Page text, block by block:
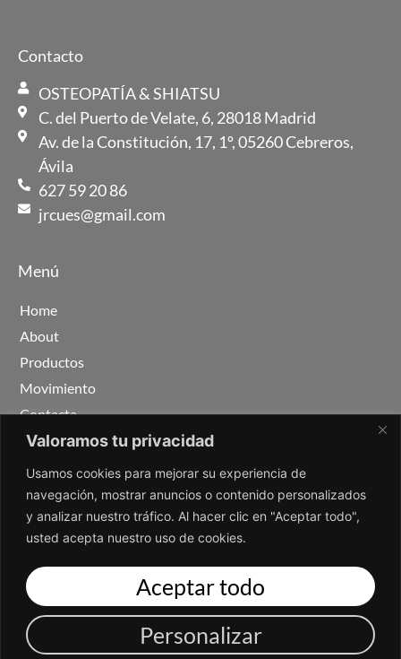
Valoramos tu privacidad
Usamos cookies para mejorar su experiencia de
navegación, mostrar anuncios o contenido personalizados
y analizar nuestro tráfico. Al hacer clic en "Aceptar todo",
usted acepta nuestro uso de cookies.
Personalizar
Aceptar todo
Contacto
OSTEOPATÍA & SHIATSU
C. del Puerto de Velate, 6, 28018 Madrid
Av. de la Constitución, 17, 1º, 05260 Cebreros,
Ávila
627 59 20 86
jrcues@gmail.com
Menú
Home
About
Productos
Movimiento
Contacta
Infomación legal
Aviso Legal
Política de Cookies
Mapa Web